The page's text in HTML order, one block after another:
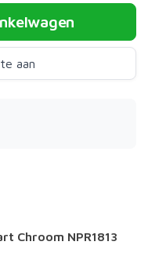
aan
Chroom NPR1813